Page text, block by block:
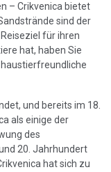
– Crikvenica bietet
sind der
für ihren
hat, haben Sie
und bereits im 18.
als einige der
des
20. Jahrhundert
hat sich zu